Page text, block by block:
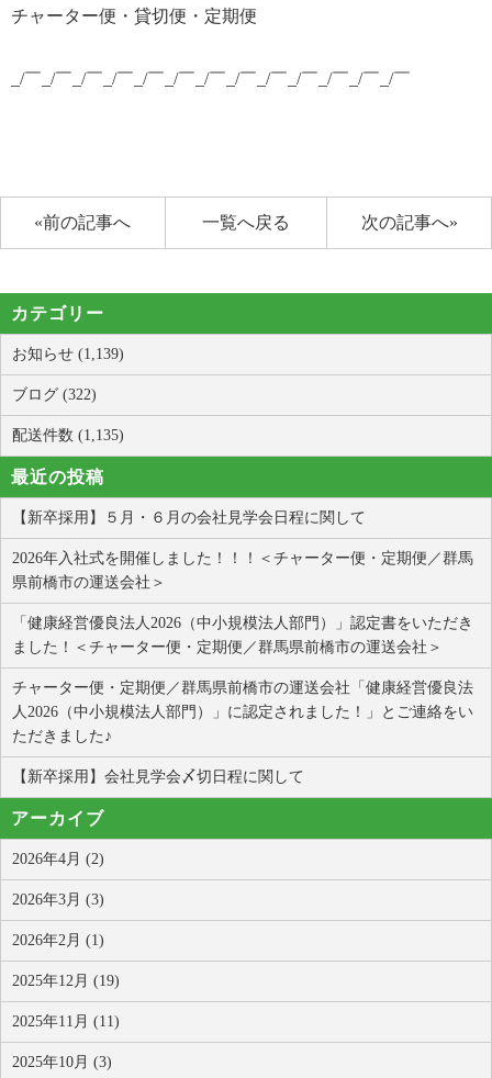
チャーター便・貸切便・定期便
_/￣_/￣_/￣_/￣_/￣_/￣_/￣_/￣_/￣_/￣_/￣_/￣_/￣
«前の記事へ 次の記事へ»
一覧へ戻る
カテゴリー
お知らせ (1,139)
ブログ (322)
配送件数 (1,135)
最近の投稿
【新卒採用】５月・６月の会社見学会日程に関して
2026年入社式を開催しました！！！＜チャーター便・定期便／群馬
県前橋市の運送会社＞
「健康経営優良法人2026（中小規模法人部門）」認定書をいただき
ました！＜チャーター便・定期便／群馬県前橋市の運送会社＞
チャーター便・定期便／群馬県前橋市の運送会社「健康経営優良法
人2026（中小規模法人部門）」に認定されました！」とご連絡をい
ただきました♪
【新卒採用】会社見学会〆切日程に関して
アーカイブ
2026年4月 (2)
2026年3月 (3)
2026年2月 (1)
2025年12月 (19)
2025年11月 (11)
2025年10月 (3)